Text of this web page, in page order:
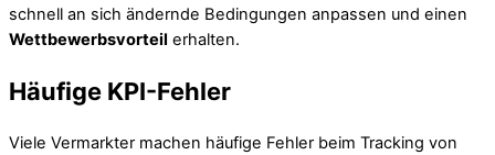
schnell an sich ändernde Bedingungen anpassen und einen
Wettbewerbsvorteil erhalten.
Häufige KPI-Fehler
Viele Vermarkter machen häufige Fehler beim Tracking von